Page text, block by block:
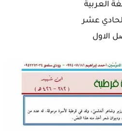
العربية
عشر
الاول